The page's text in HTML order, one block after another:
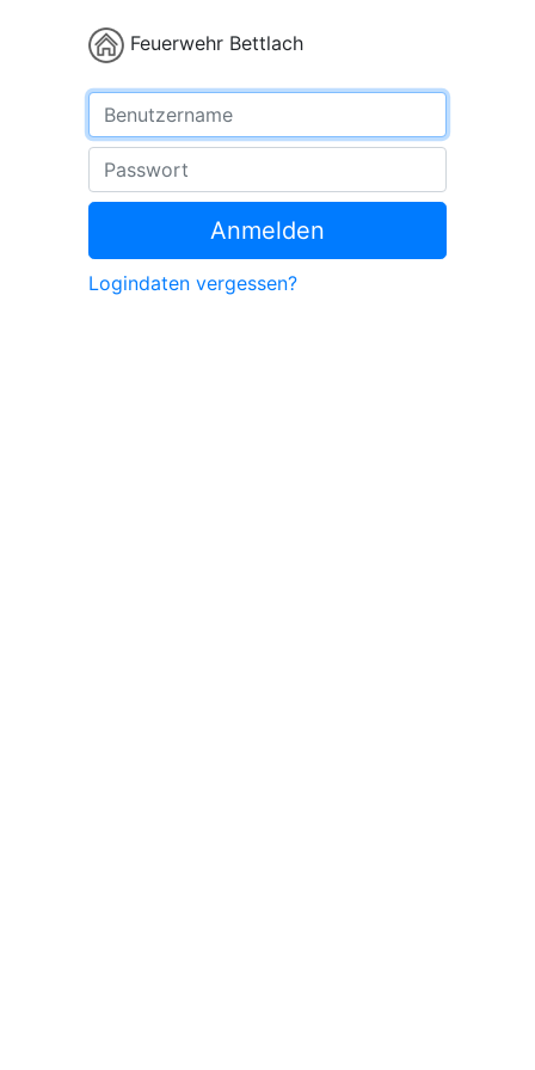
Feuerwehr Bettlach
Benutzername
Passwort
Anmelden
Logindaten vergessen?